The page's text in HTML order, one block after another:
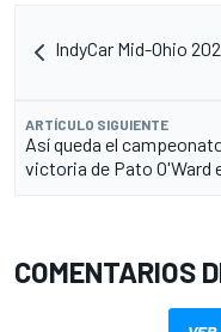
IndyCar Mid-Ohio
ARTÍCULO SIGUIENTE
Así queda el
victoria de Pato O'Ward
COMENTARIOS